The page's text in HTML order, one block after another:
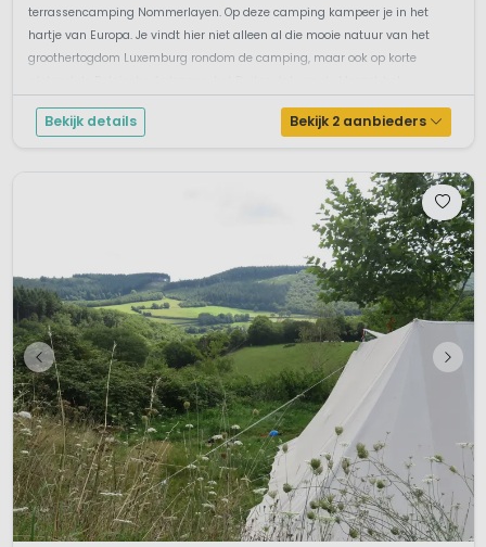
terrassencamping Nommerlayen. Op deze camping kampeer je in het
hartje van Europa. Je vindt hier niet alleen al die mooie natuur van het
groothertogdom Luxemburg rondom de camping, maar ook op korte
Saarland, Noord-...
Bekijk details Bekijk 2 aanbieders